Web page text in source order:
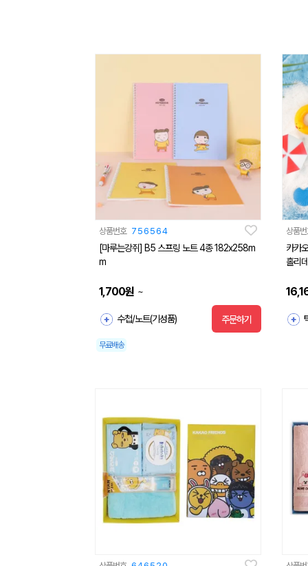
상품번호 756564
[마루는강쥐] B5 스프링 노트 4종 182x258m
m
1,700원 ~
수첩/노트(기성품) 주문하기
무료배송
상품
카카
홀리